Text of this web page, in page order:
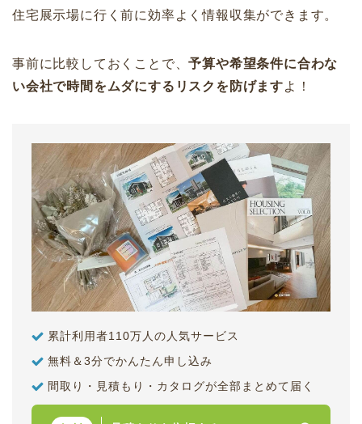
住宅展示場に行く前に効率よく情報収集ができます。
事前に比較しておくことで、予算や希望条件に合わな
い会社で時間をムダにするリスクを防げますよ！
累計利用者110万人の人気サービス
無料＆3分でかんたん申し込み
間取り・見積もり・カタログが全部まとめて届く